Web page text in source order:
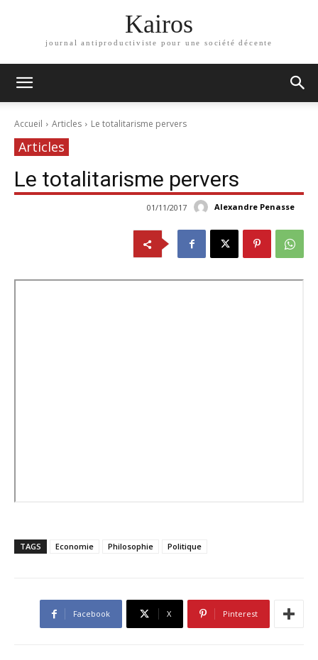
Kairos
journal antiproductiviste pour une société décente
Accueil Articles Le totalitarisme pervers
Articles
Le totalitarisme pervers
Alexandre Penasse
01/11/2017
TAGS Economie Philosophie Politique
Facebook X Pinterest